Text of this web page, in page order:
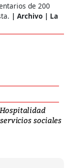
de 200
Archivo | La
sociales